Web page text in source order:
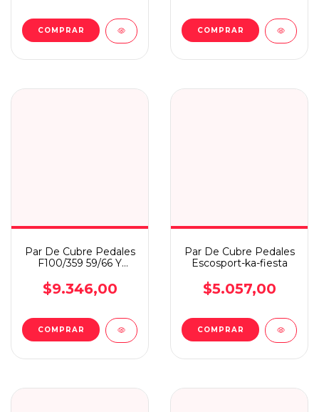
Par De Cubre Pedales
F100/359 59/66 Y
$9.346,00
Par De Cubre Pedales
Escosport-ka-fiesta
$5.057,00